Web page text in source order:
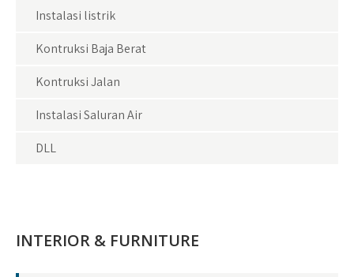
Instalasi listrik
Kontruksi Baja Berat
Kontruksi Jalan
Instalasi Saluran Air
DLL
INTERIOR & FURNITURE